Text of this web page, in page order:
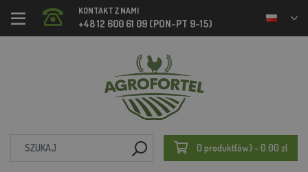
KONTAKT Z NAMI
+48 12 600 61 09 (PON-PT 9-15)
0 produkt(ów) - 0.00 zl